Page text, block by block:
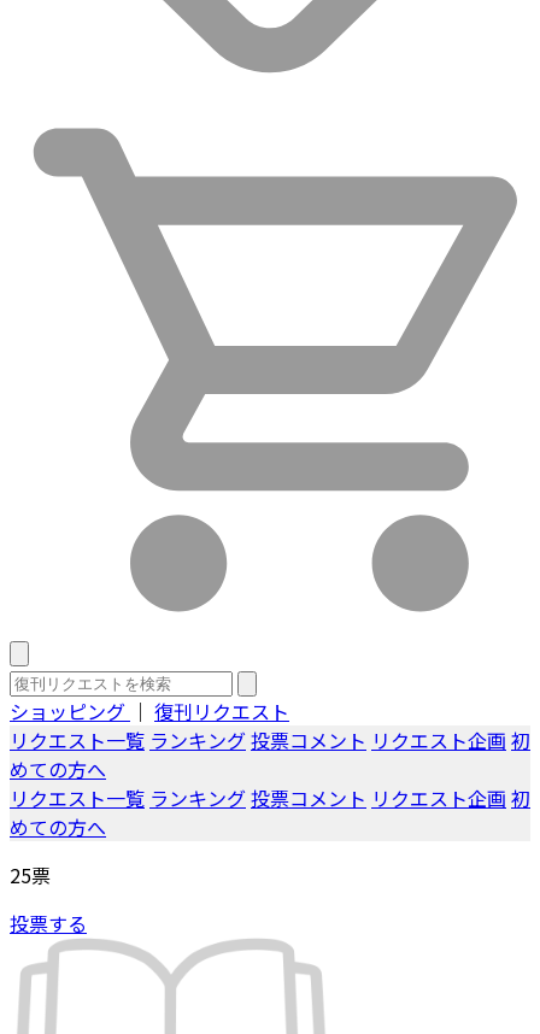
ショッピング ｜ 復刊リクエスト
リクエスト一覧 ランキング投票コメント リクエスト企画 初
めての方へ
リクエスト一覧 ランキング投票コメント リクエスト企画 初
めての方へ
25票
投票する